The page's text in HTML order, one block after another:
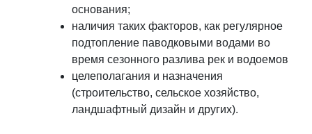
основания;
наличия таких факторов, как регулярное
подтопление паводковыми водами во
время сезонного разлива рек и водоемов
целеполагания и назначения
(строительство, сельское хозяйство,
ландшафтный дизайн и других).